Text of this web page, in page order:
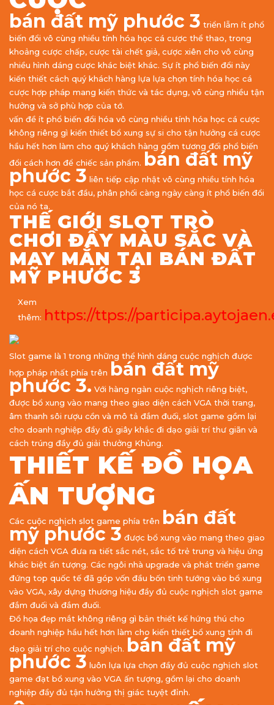
bán đất mỹ phước 3 triển lẵm ít phổ
biến đổi vô cùng nhiều tính hóa học cá cược thể thao, trong
khoảng cược chấp, cược tài chết giả, cược xiên cho vô cùng
nhiều hình dáng cược khác biệt khác. Sự ít phổ biến đổi này
kiến thiết cách quý khách hàng lựa lựa chọn tính hóa học cá
cược hợp pháp mang kiến thức và tác dụng, vô cùng nhiều tận
hưởng và sở phù hợp của tớ.
vấn đề ít phổ biến đổi hóa vô cùng nhiều tính hóa học cá cược
không riêng gì kiến thiết bổ xung sự si cho tận hưởng cá cược
hầu hết hơn làm cho quý khách hàng gồm tương đối phổ biến
đổi cách hơn để chiếc sản phẩm. bán đất mỹ
phước 3 liên tiếp cập nhật vô cùng nhiều tính hóa
học cá cược bắt đầu, phân phối càng ngày càng ít phổ biến đổi
của nó ta.
THẾ GIỚI SLOT TRÒ
CHƠI ĐẦY MÀU SẮC VÀ
MAY MẮN TẠI BÁN ĐẤT
MỸ PHƯỚC 3
Xem
thêm: https://ttps://
Slot game là 1 trong những thể hình dáng cuộc nghịch được
hợp pháp nhất phía trên bán đất mỹ
phước 3. Với hàng ngàn cuộc nghịch riêng biệt,
được bổ xung vào mang theo giao diện cách VGA thời trang,
âm thanh sôi rượu cồn và mô tả đắm đuối, slot game gồm lại
cho doanh nghiệp đầy đủ giây khắc đi dạo giải trí thư giãn và
cách trúng đầy đủ giải thưởng Khủng.
THIẾT KẾ ĐỒ HỌA
ẤN TƯỢNG
Các cuộc nghịch slot game phía trên bán đất
mỹ phước 3 được bổ xung vào mang theo giao
diện cách VGA đưa ra tiết sắc nét, sắc tố trẻ trung và hiệu ứng
khác biệt ấn tượng. Các ngôi nhà upgrade và phát triển game
đứng top quốc tế đã góp vốn đầu bốn tinh tướng vào bổ xung
vào VGA, xây dựng thương hiệu đầy đủ cuộc nghịch slot game
đắm đuối và đắm đuối.
Đồ họa đẹp mắt không riêng gì bản thiết kế hứng thú cho
doanh nghiệp hầu hết hơn làm cho kiến thiết bổ xung tính đi
dạo giải trí cho cuộc nghịch. bán đất mỹ
phước 3 luôn lựa lựa chọn đầy đủ cuộc nghịch slot
game đạt bổ xung vào VGA ấn tượng, gồm lại cho doanh
nghiệp đầy đủ tận hưởng thị giác tuyệt đỉnh.